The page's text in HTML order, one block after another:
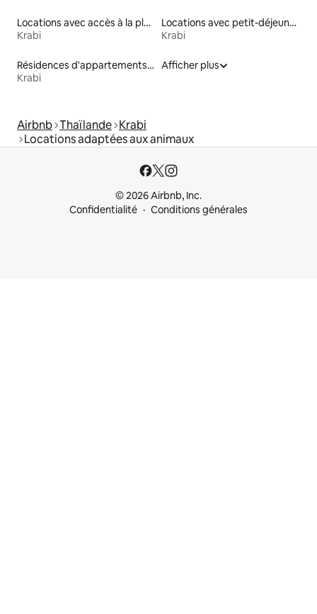
Locations avec accès à la plage
Krabi
Locations avec petit-déjeuner
Krabi
Résidences d'appartements en location
Krabi
Afficher plus
Airbnb Thaïlande Krabi
Locations adaptées aux animaux
© 2026 Airbnb, Inc.
Confidentialité
Conditions générales